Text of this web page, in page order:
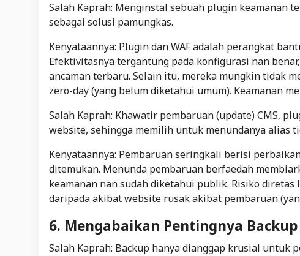
Salah Kaprah: Menginstal sebuah plugin keamanan
sebagai solusi pamungkas.
Kenyataannya: Plugin dan WAF adalah perangkat
Efektivitasnya tergantung pada konfigurasi nan
ancaman terbaru. Selain itu, mereka mungkin tidak
zero-day(yang belum diketahui umum). Keamanan
Salah Kaprah: Khawatir pembaruan (update) CMS,
website, sehingga memilih untuk menundanya alias
Kenyataannya: Pembaruan seringkali berisi
ditemukan. Menunda pembaruan berfaedah
keamanan nan sudah diketahui publik. Risiko
daripada akibat website rusak akibat pembaruan
6. Mengabaikan Pentingnya
Salah Kaprah: Backup hanya dianggap krusial